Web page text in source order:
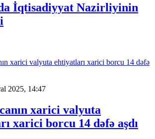
İqtisadiyyat Nazirliyinin
2025, 14:47
xarici valyuta
xarici borcu 14 dəfə aşdı